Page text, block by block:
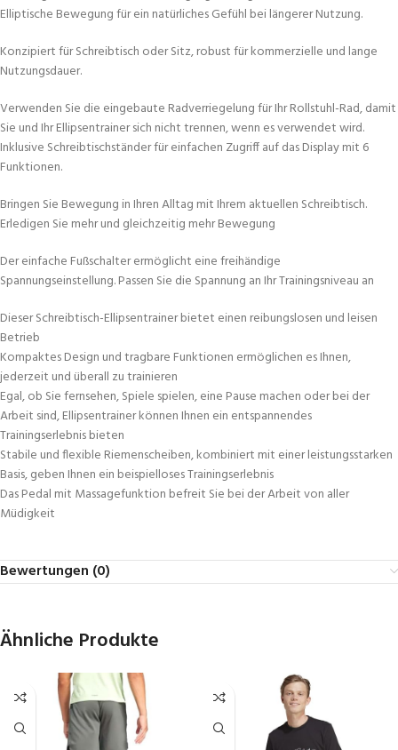
Elliptische Bewegung für ein natürliches Gefühl bei längerer Nutzung.
Konzipiert für Schreibtisch oder Sitz, robust für kommerzielle und lange
Nutzungsdauer.
Verwenden Sie die eingebaute Radverriegelung für Ihr Rollstuhl-Rad, damit
Sie und Ihr Ellipsentrainer sich nicht trennen, wenn es verwendet wird.
Inklusive Schreibtischständer für einfachen Zugriff auf das Display mit 6
Funktionen.
Bringen Sie Bewegung in Ihren Alltag mit Ihrem aktuellen Schreibtisch.
Erledigen Sie mehr und gleichzeitig mehr Bewegung
Der einfache Fußschalter ermöglicht eine freihändige
Spannungseinstellung. Passen Sie die Spannung an Ihr Trainingsniveau an
Dieser Schreibtisch-Ellipsentrainer bietet einen reibungslosen und leisen
Betrieb
Kompaktes Design und tragbare Funktionen ermöglichen es Ihnen,
jederzeit und überall zu trainieren
Egal, ob Sie fernsehen, Spiele spielen, eine Pause machen oder bei der
Arbeit sind, Ellipsentrainer können Ihnen ein entspannendes
Trainingserlebnis bieten
Stabile und flexible Riemenscheiben, kombiniert mit einer leistungsstarken
Basis, geben Ihnen ein beispielloses Trainingserlebnis
Das Pedal mit Massagefunktion befreit Sie bei der Arbeit von aller
Müdigkeit
Bewertungen (0)
Ähnliche Produkte